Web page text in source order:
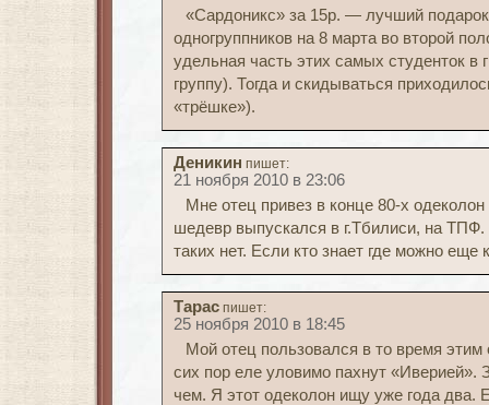
«Сардоникс» за 15р. — лучший
одногруппников на 8 марта во второй
удельная часть этих самых студенток в
группу). Тогда и скидываться
«трёшке»).
Деникин пишет:
21 ноября 2010 в 23:06
Мне отец привез в конце 80-х
шедевр выпускался в г.Тбилиси, на
таких нет. Если кто знает где можно
Тарас пишет:
25 ноября 2010 в 18:45
Мой отец пользовался в то время
сих пор еле уловимо пахнут «Иверией».
чем. Я этот одеколон ищу уже года два.